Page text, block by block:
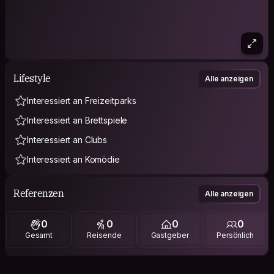
Lifestyle Alle anzeigen
Interessiert an Freizeitparks
Interessiert an Brettspiele
Interessiert an Clubs
Interessiert an Komödie
Referenzen Alle anzeigen
0
Gesamt
0
Reisende
0
Gastgeber
0
Persönlich